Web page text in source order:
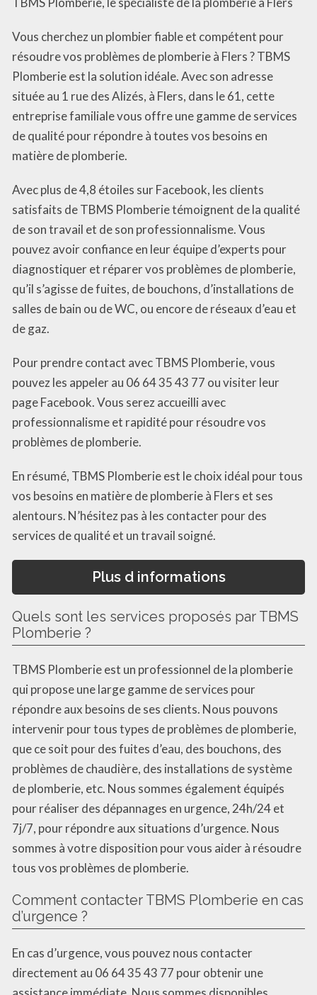
Vous cherchez un plombier fiable et compétent pour
résoudre vos problèmes de plomberie à Flers ? TBMS
Plomberie est la solution idéale. Avec son adresse
située au 1 rue des Alizés, à Flers, dans le 61, cette
entreprise familiale vous offre une gamme de services
de qualité pour répondre à toutes vos besoins en
matière de plomberie.
Avec plus de 4,8 étoiles sur Facebook, les clients
satisfaits de TBMS Plomberie témoignent de la qualité
de son travail et de son professionnalisme. Vous
pouvez avoir confiance en leur équipe d’experts pour
diagnostiquer et réparer vos problèmes de plomberie,
qu’il s’agisse de fuites, de bouchons, d’installations de
salles de bain ou de WC, ou encore de réseaux d’eau et
de gaz.
Pour prendre contact avec TBMS Plomberie, vous
pouvez les appeler au 06 64 35 43 77 ou visiter leur
page Facebook. Vous serez accueilli avec
professionnalisme et rapidité pour résoudre vos
problèmes de plomberie.
En résumé, TBMS Plomberie est le choix idéal pour tous
vos besoins en matière de plomberie à Flers et ses
alentours. N’hésitez pas à les contacter pour des
services de qualité et un travail soigné.
Plus d informations
Quels sont les services proposés par TBMS
Plomberie ?
TBMS Plomberie est un professionnel de la plomberie
qui propose une large gamme de services pour
répondre aux besoins de ses clients. Nous pouvons
intervenir pour tous types de problèmes de plomberie,
que ce soit pour des fuites d’eau, des bouchons, des
problèmes de chaudière, des installations de système
de plomberie, etc. Nous sommes également équipés
pour réaliser des dépannages en urgence, 24h/24 et
7j/7, pour répondre aux situations d’urgence. Nous
sommes à votre disposition pour vous aider à résoudre
tous vos problèmes de plomberie.
Comment contacter TBMS Plomberie en cas
d’urgence ?
En cas d’urgence, vous pouvez nous contacter
directement au 06 64 35 43 77 pour obtenir une